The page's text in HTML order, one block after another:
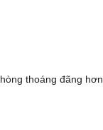
thoáng đãng hơn.